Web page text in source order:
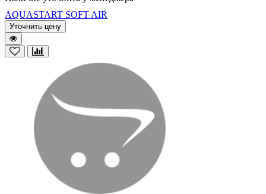
AQUASTART SOFT AIR
Уточнить цену